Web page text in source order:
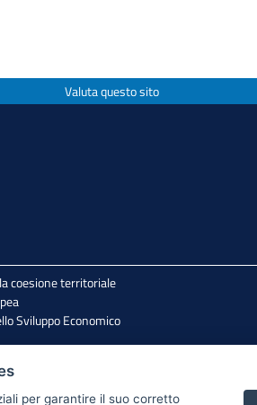
Valuta questo sito
coesione territoriale
Sviluppo Economico
per garantire il suo corretto